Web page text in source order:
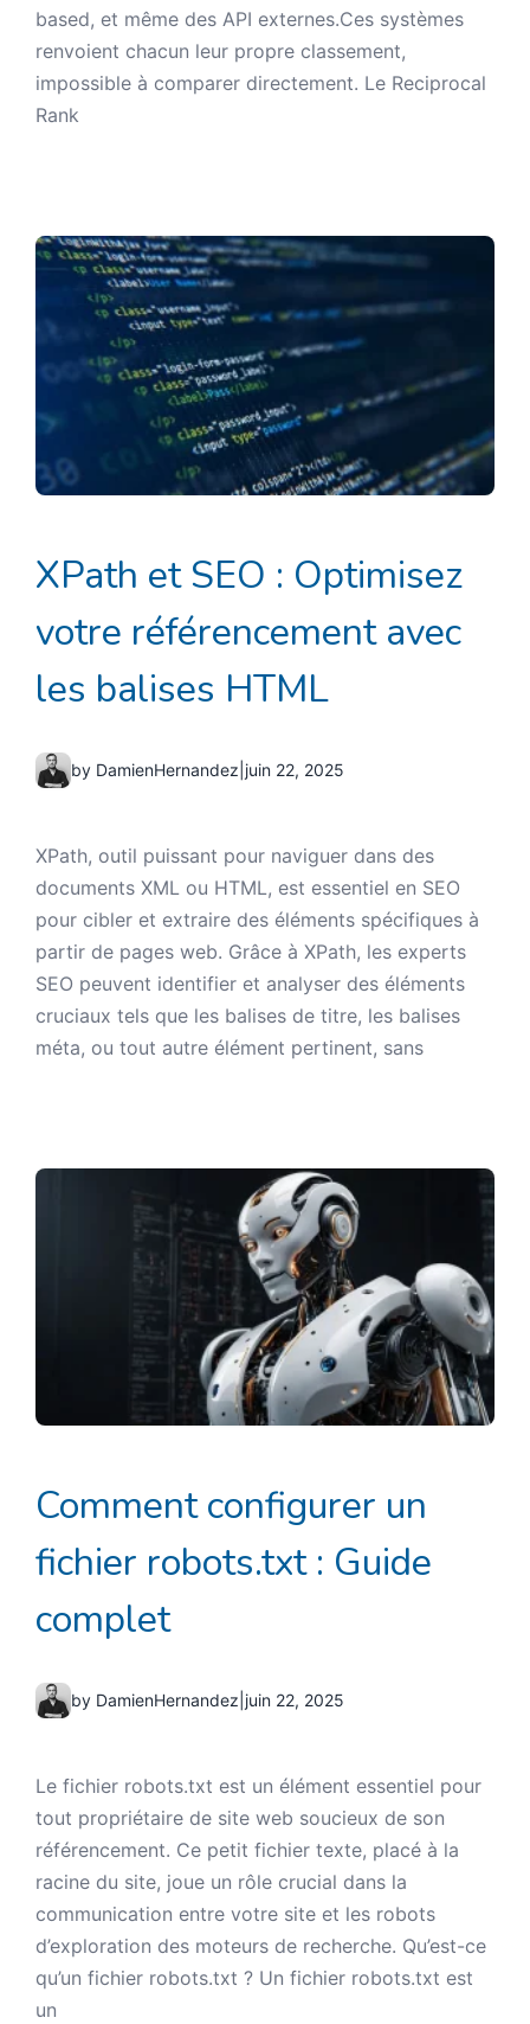
based, et même des API externes.Ces systèmes
renvoient chacun leur propre classement,
impossible à comparer directement. Le Reciprocal
Rank
XPath et SEO : Optimisez
votre référencement avec
les balises HTML
by DamienHernandez juin 22, 2025
XPath, outil puissant pour naviguer dans des
documents XML ou HTML, est essentiel en SEO
pour cibler et extraire des éléments spécifiques à
partir de pages web. Grâce à XPath, les experts
SEO peuvent identifier et analyser des éléments
cruciaux tels que les balises de titre, les balises
méta, ou tout autre élément pertinent, sans
Comment configurer un
fichier robots.txt : Guide
complet
by DamienHernandez juin 22, 2025
Le fichier robots.txt est un élément essentiel pour
tout propriétaire de site web soucieux de son
référencement. Ce petit fichier texte, placé à la
racine du site, joue un rôle crucial dans la
communication entre votre site et les robots
d’exploration des moteurs de recherche. Qu’est-ce
qu’un fichier robots.txt ? Un fichier robots.txt est
un